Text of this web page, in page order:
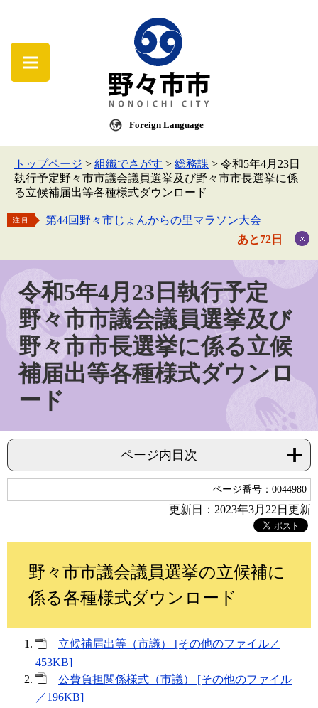
Foreign Language
トップページ > 組織でさがす > 総務課 > 令和5年4月23日
執行予定野々市市議会議員選挙及び野々市市長選挙に係
る立候補届出等各種様式ダウンロード
注目
第44回野々市じょんからの里マラソン大会
あと72日
令和5年4月23日執行予定
野々市市議会議員選挙及び
野々市市長選挙に係る立候
補届出等各種様式ダウンロ
ード
ページ内目次
ページ番号：0044980
更新日：2023年3月22日更新
野々市市議会議員選挙の立候補に
係る各種様式ダウンロード
立候補届出等（市議） [その他のファイル／
453KB]
公費負担関係様式（市議） [その他のファイル
／196KB]